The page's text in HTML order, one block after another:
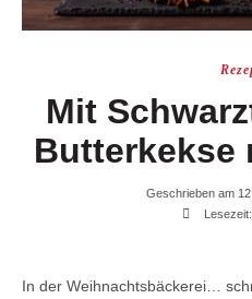
Mit
Butterkekse
Geschrieben am
In der Weihnachtsbäckerei…